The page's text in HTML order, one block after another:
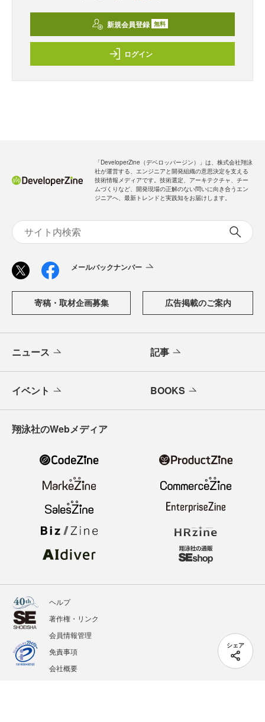
シェア
新規会員登録 無料
ログイン
「DeveloperZine（デベロッパージン）」は、株式会社翔泳
社が運営する、エンジニアと開発組織の意思決定を支える
技術情報メディアです。技術選定、アーキテクチャ、チー
ムづくりなど、開発現場の正解のない問いに向き合うエン
ジニアへ、最新トレンドと実践知をお届けします。
メールバックナンバー
寄稿・取材企画募集 広告掲載のご案内
ニュース 記事
イベント BOOKS
翔泳社のWebメディア
ヘルプ
著作権・リンク
会員情報管理
免責事項
会社概要